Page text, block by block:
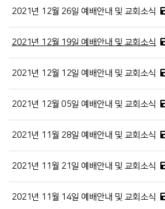
2021년 12월 26일 예배안내 및 교회소식
2021년 12월 19일 예배안내 및 교회소식
2021년 12월 12일 예배안내 및 교회소식
2021년 12월 05일 예배안내 및 교회소식
2021년 11월 28일 예배안내 및 교회소식
2021년 11월 21일 예배안내 및 교회소식
2021년 11월 14일 예배안내 및 교회소식